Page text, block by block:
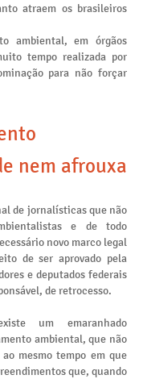
atraem os brasileiros
ambiental, em órgãos
tempo realizada por
para não forçar
nem afrouxa
de jornalísticas que não
e de todo
novo marco legal
de ser aprovado pela
e deputados federais
de retrocesso.
um emaranhado
ambiental, que não
mesmo tempo em que
que, quando